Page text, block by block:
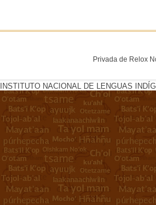
Privada de Relox
INSTITUTO NACIONAL DE LENGUAS